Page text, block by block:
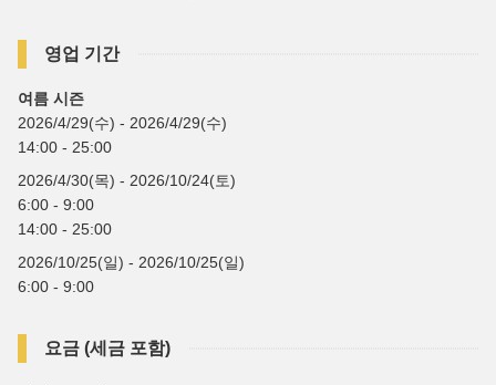
영업 기간
여름 시즌
2026/4/29(수) - 2026/4/29(수)
14:00 - 25:00
2026/4/30(목) - 2026/10/24(토)
6:00 - 9:00
14:00 - 25:00
2026/10/25(일) - 2026/10/25(일)
6:00 - 9:00
요금 (세금 포함)